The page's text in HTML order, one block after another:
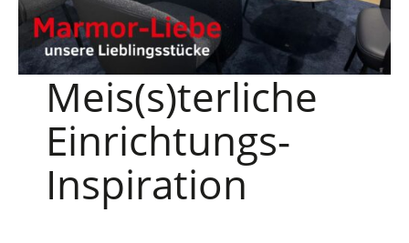
Meis(s)terliche
Einrichtungs-
Inspiration